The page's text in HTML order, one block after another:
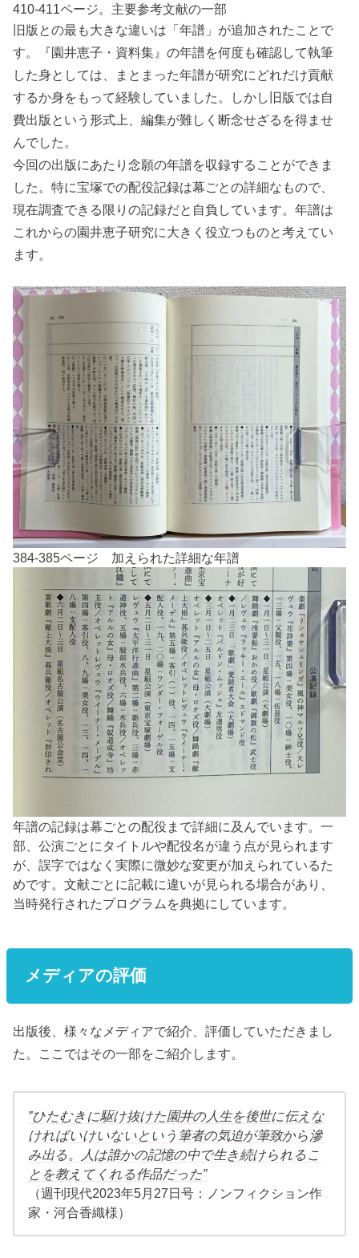
410-411ページ。主要参考文献の一部
旧版との最も大きな違いは「年譜」が追加されたことで
す。『園井恵子・資料集』の年譜を何度も確認して執筆
した身としては、まとまった年譜が研究にどれだけ貢献
するか身をもって経験していました。しかし旧版では自
費出版という形式上、編集が難しく断念せざるを得ませ
んでした。
今回の出版にあたり念願の年譜を収録することができま
した。特に宝塚での配役記録は幕ごとの詳細なもので、
現在調査できる限りの記録だと自負しています。年譜は
これからの園井恵子研究に大きく役立つものと考えてい
ます。
384-385ページ 加えられた詳細な年譜
年譜の記録は幕ごとの配役まで詳細に及んでいます。一
部、公演ごとにタイトルや配役名が違う点が見られます
が、誤字ではなく実際に微妙な変更が加えられているた
めです。文献ごとに記載に違いが見られる場合があり、
当時発行されたプログラムを典拠にしています。
メディアの評価
出版後、様々なメディアで紹介、評価していただきまし
た。ここではその一部をご紹介します。
”ひたむきに駆け抜けた園井の人生を後世に伝えな
ければいけいないという筆者の気迫が筆致から滲
み出る。人は誰かの記憶の中で生き続けられるこ
とを教えてくれる作品だった”
（週刊現代2023年5月27日号：ノンフィクション作
家・河合香織様）